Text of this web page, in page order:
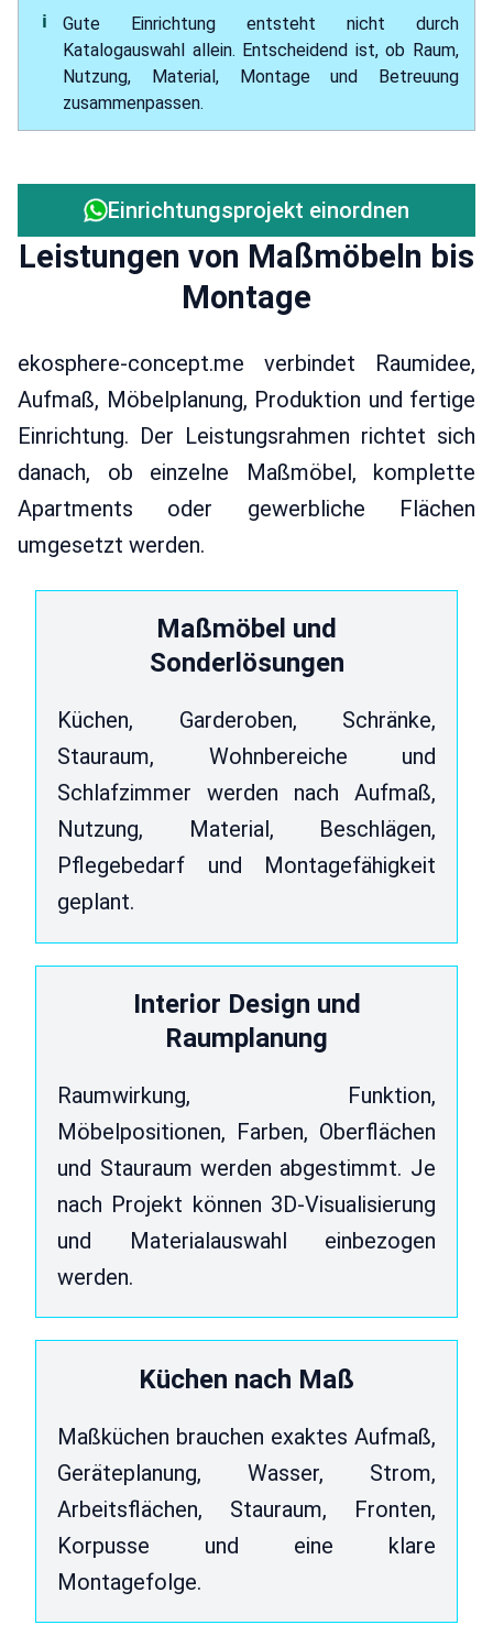
Gute Einrichtung entsteht nicht durch
Katalogauswahl allein. Entscheidend ist, ob Raum,
Nutzung, Material, Montage und Betreuung
zusammenpassen.
Einrichtungsprojekt einordnen
Leistungen von Maßmöbeln bis
Montage
ekosphere-concept.me verbindet Raumidee,
Aufmaß, Möbelplanung, Produktion und fertige
Einrichtung. Der Leistungsrahmen richtet sich
danach, ob einzelne Maßmöbel, komplette
Apartments oder gewerbliche Flächen
umgesetzt werden.
Maßmöbel und
Sonderlösungen
Küchen, Garderoben, Schränke,
Stauraum, Wohnbereiche und
Schlafzimmer werden nach Aufmaß,
Nutzung, Material, Beschlägen,
Pflegebedarf und Montagefähigkeit
geplant.
Interior Design und
Raumplanung
Raumwirkung, Funktion,
Möbelpositionen, Farben, Oberflächen
und Stauraum werden abgestimmt. Je
nach Projekt können 3D-Visualisierung
und Materialauswahl einbezogen
werden.
Küchen nach Maß
Maßküchen brauchen exaktes Aufmaß,
Geräteplanung, Wasser, Strom,
Arbeitsflächen, Stauraum, Fronten,
Korpusse und eine klare
Montagefolge.